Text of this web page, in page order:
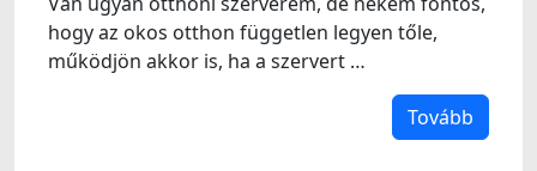
hogy az okos otthon független legyen tőle,
működjön akkor is, ha a szervert …
Tovább